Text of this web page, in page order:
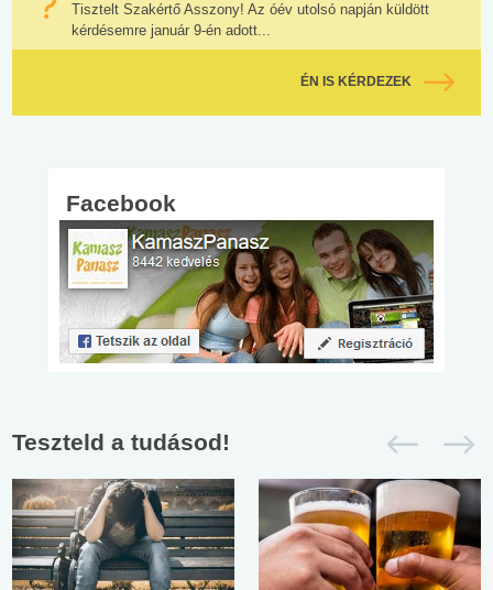
Tisztelt Szakértő Asszony! Az óév utolsó napján küldött
kérdésemre január 9-én adott...
ÉN IS KÉRDEZEK
Facebook
Teszteld a tudásod!